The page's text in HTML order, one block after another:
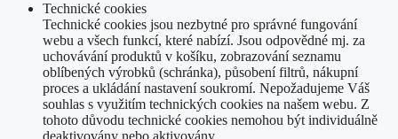
Technické cookies
Technické cookies jsou nezbytné pro správné fungování
webu a všech funkcí, které nabízí. Jsou odpovědné mj. za
uchovávání produktů v košíku, zobrazování seznamu
oblíbených výrobků (schránka), působení filtrů, nákupní
proces a ukládání nastavení soukromí. Nepožadujeme Váš
souhlas s využitím technických cookies na našem webu. Z
tohoto důvodu technické cookies nemohou být individuálně